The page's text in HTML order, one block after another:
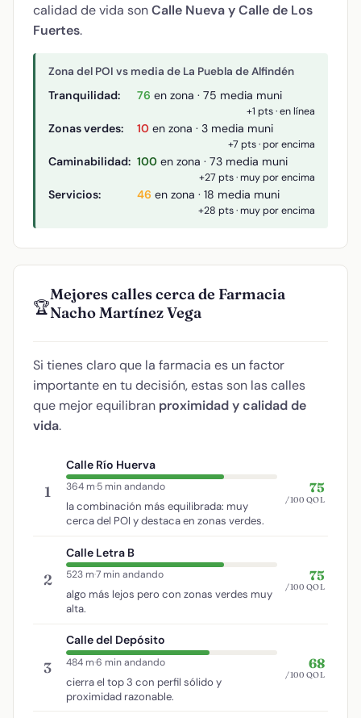
calidad de vida sonCalle Nueva y Calle de Los
Fuertes.
Zona del POI vs media de La Puebla de Alfindén
Tranquilidad: 76 en zona · 75 media muni
+1 pts · en línea
Zonas verdes: 10 en zona · 3 media muni
+7 pts · por encima
Caminabilidad: 100 en zona · 73 media muni
+27 pts · muy por encima
Servicios: 46 en zona · 18 media muni
+28 pts · muy por encima
🏆
Mejores calles cerca de Farmacia
Nacho Martínez Vega
Si tienes claro que la farmacia es un factor
importante en tu decisión, estas son las calles
que mejor equilibran proximidad y calidad de
vida.
1
Calle Río Huerva
364 m·5 min andando
la combinación más equilibrada: muy
cerca del POI y destaca en zonas verdes.
75
/100 QOL
2
Calle Letra B
523 m·7 min andando
algo más lejos pero con zonas verdes muy
alta.
75
/100 QOL
3
Calle del Depósito
484 m·6 min andando
cierra el top 3 con perfil sólido y
proximidad razonable.
68
/100 QOL